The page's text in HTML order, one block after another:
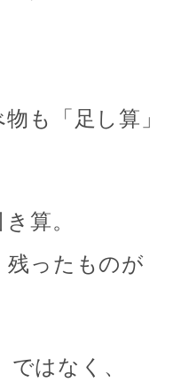
も「足し算」
算。
残ったものが
ではなく、